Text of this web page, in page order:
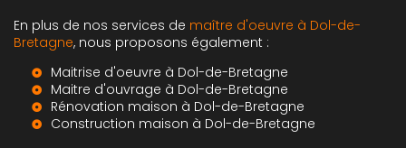
En plus de nos services de maître d'oeuvre à Dol-de-
Bretagne, nous proposons également :
Maitrise d'oeuvre à Dol-de-Bretagne
Maitre d'ouvrage à Dol-de-Bretagne
Rénovation maison à Dol-de-Bretagne
Construction maison à Dol-de-Bretagne